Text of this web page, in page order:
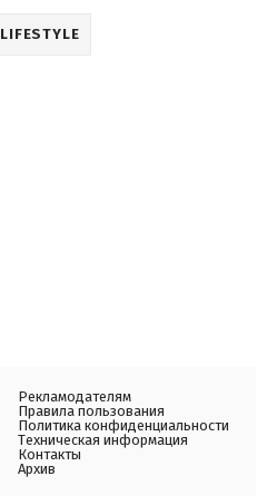
LIFESTYLE
Рекламодателям
Правила пользования
Политика конфиденциальности
Техническая информация
Контакты
Архив